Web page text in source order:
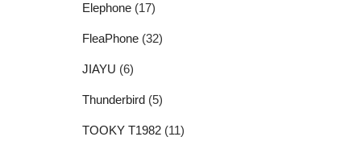
Elephone (17)
FleaPhone (32)
JIAYU (6)
Thunderbird (5)
TOOKY T1982 (11)